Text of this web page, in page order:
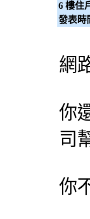
6 樓住
發表時
網
你
司
你